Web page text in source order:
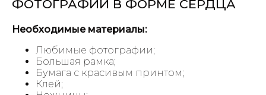
ФОТОГРАФИЙ В ФОРМЕ СЕРДЦА
Необходимые материалы:
Любимые фотографии;
Большая рамка;
Бумага с красивым принтом;
Клей;